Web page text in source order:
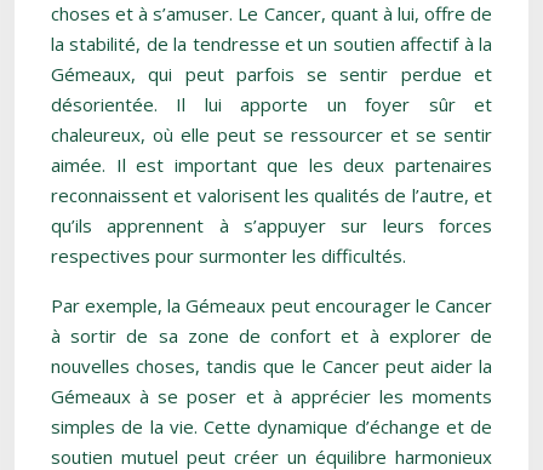
choses et à s’amuser. Le Cancer, quant à lui, offre de
la stabilité, de la tendresse et un soutien affectif à la
Gémeaux, qui peut parfois se sentir perdue et
désorientée. Il lui apporte un foyer sûr et
chaleureux, où elle peut se ressourcer et se sentir
aimée. Il est important que les deux partenaires
reconnaissent et valorisent les qualités de l’autre, et
qu’ils apprennent à s’appuyer sur leurs forces
respectives pour surmonter les difficultés.
Par exemple, la Gémeaux peut encourager le Cancer
à sortir de sa zone de confort et à explorer de
nouvelles choses, tandis que le Cancer peut aider la
Gémeaux à se poser et à apprécier les moments
simples de la vie. Cette dynamique d’échange et de
soutien mutuel peut créer un équilibre harmonieux